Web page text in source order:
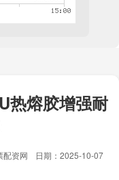
热熔胶增强耐
配资网
日期：2025-10-07